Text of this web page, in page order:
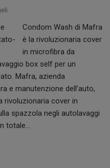
Condom Wash di Mafra
è la rivoluzionaria cover
in microfibra da
box self per un
Mafra, azienda
e manutenzione dell’auto,
rivoluzionaria cover in
spazzola negli autolavaggi
totale…